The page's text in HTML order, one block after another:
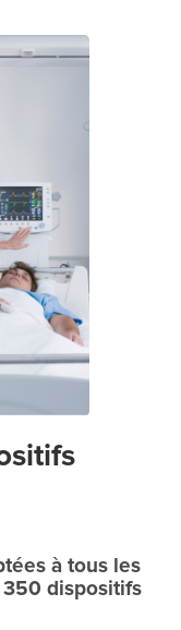
à tous les
dispositifs